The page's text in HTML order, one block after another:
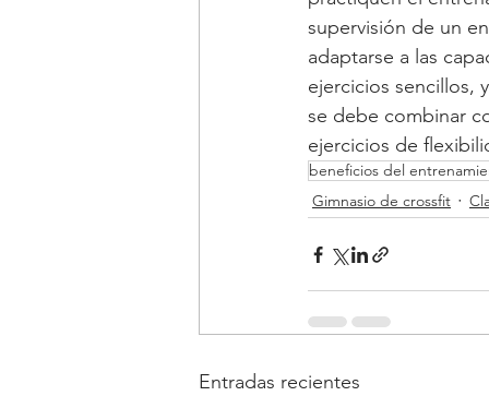
supervisión de un
adaptarse a las
ejercicios sencillos,
se debe combinar
ejercicios de
beneficios del
Gimnasio de crossfit
Entradas recientes